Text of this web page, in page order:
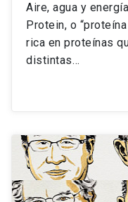
Alumni
Padres y familia
Correo UC launch
Mi Portal UC launch
Aire, agua y
Protein, o
rica en proteínas
distintas…